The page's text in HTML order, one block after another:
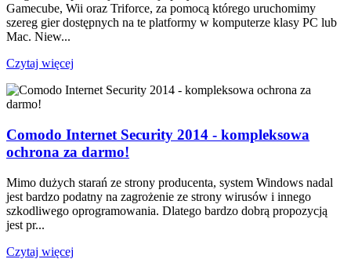
Gamecube, Wii oraz Triforce, za pomocą którego uruchomimy
szereg gier dostępnych na te platformy w komputerze klasy PC lub
Mac. Niew...
Czytaj więcej
Comodo Internet Security 2014 - kompleksowa
ochrona za darmo!
Mimo dużych starań ze strony producenta, system Windows nadal
jest bardzo podatny na zagrożenie ze strony wirusów i innego
szkodliwego oprogramowania. Dlatego bardzo dobrą propozycją
jest pr...
Czytaj więcej